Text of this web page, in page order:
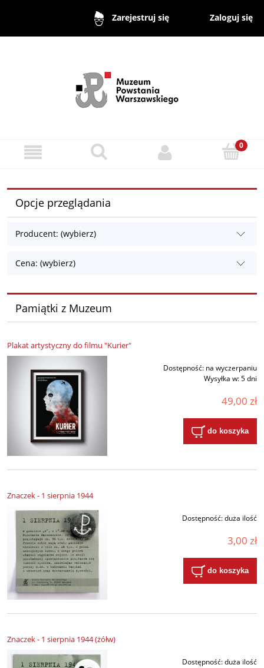
Zarejestruj się Zaloguj się
Opcje przeglądania
Producent: (wybierz)
Cena: (wybierz)
Pamiątki z Muzeum
Plakat artystyczny do filmu "Kurier"
Dostępność: na wyczerpaniu
Wysyłka w:5 dni
49,00 zł
do koszyka
Znaczek - 1 sierpnia 1944
Dostępność:duża ilość
3,00 zł
do koszyka
Znaczek - 1 sierpnia 1944 (żółw)
Dostępność:duża ilość